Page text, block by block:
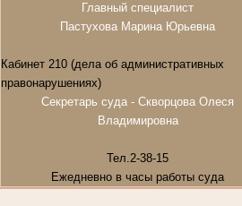
Главный специалист
Пастухова Марина Юрьевна
Кабинет 210 (дела об административных
правонарушениях)
Секретарь суда - Скворцова Олеся
Владимировна
Тел.2-38-15
Ежедневно в часы работы суда